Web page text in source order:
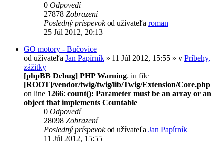
0 Odpovedí
27878 Zobrazení
Posledný príspevokod užívateľa roman
25 Júl 2012, 20:13
GO motory - Bučovice
od užívateľa Jan Papírník » 11 Júl 2012, 15:55 » v Príbehy,
zážitky
[phpBB Debug] PHP Warning: in file
[ROOT]/vendor/twig/twig/lib/Twig/Extension/Core.php
on line 1266: count(): Parameter must be an array or an
object that implements Countable
0 Odpovedí
28098 Zobrazení
Posledný príspevokod užívateľa Jan Papírník
11 Júl 2012, 15:55